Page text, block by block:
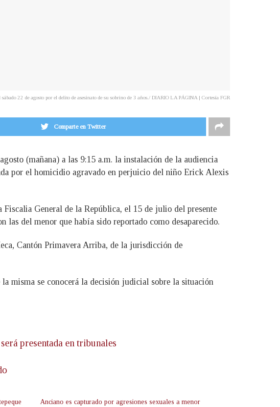
22 de agosto por el delito de asesinato de su sobrino de 3 años./ DIARIO LA PÁGINA | Cortesía FGR
Comparte en Twitter
(mañana) a las 9:15 a.m. la instalación de la audiencia
por el homicidio agravado en perjuicio del niño Erick Alexis
General de la República, el 15 de julio del presente
las del menor que había sido reportado como desaparecido.
Cantón Primavera Arriba, de la jurisdicción de
misma se conocerá la decisión judicial sobre la situación
presentada en tribunales
Anciano es capturado por agresiones sexuales a menor